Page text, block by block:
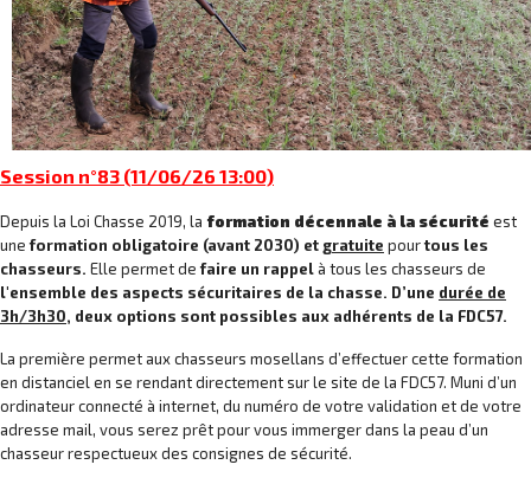
Session n°83 (11/06/26 13:00)
Depuis la Loi Chasse 2019, la formation décennale à la sécurité est
uneformation obligatoire (avant 2030) et gratuite pourtous les
chasseurs. Elle permet defaire un rappelà tous les chasseurs de
l'ensemble des aspects sécuritaires de la chasse. D’une durée de
3h/3h30, deux options sont possibles aux adhérents de la FDC57.
La première permet aux chasseurs mosellans d’effectuer cette formation
en distanciel en se rendant directement sur le site de la FDC57. Muni d’un
ordinateur connecté à internet, du numéro de votre validation et de votre
adresse mail, vous serez prêt pour vous immerger dans la peau d’un
chasseur respectueux des consignes de sécurité.